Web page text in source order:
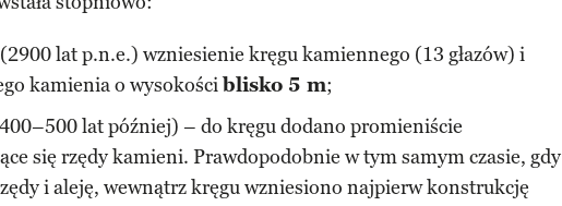
lat p.n.e.) wzniesienie kręgu kamiennego (13 głazów) i
kamienia o wysokościblisko 5 m;
lat później) – do kręgu dodano promieniście
się rzędy kamieni. Prawdopodobnie w tym samym czasie, gdy
i aleję, wewnątrz kręgu wzniesiono najpierw konstrukcję